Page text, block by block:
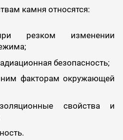
камня относятся:
резком изменении
безопасность;
факторам окружающей
свойства и